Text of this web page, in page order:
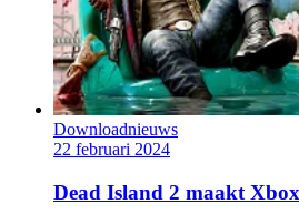
Downloadnieuws
22 februari 2024
Dead Island 2 maakt